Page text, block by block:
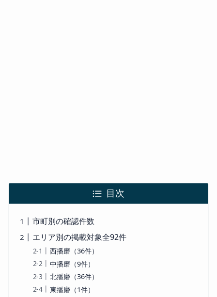
目次
市町別の確認件数
エリア別の掲載対象全92件
西播磨（36件）
中播磨（9件）
北播磨（36件）
東播磨（1件）